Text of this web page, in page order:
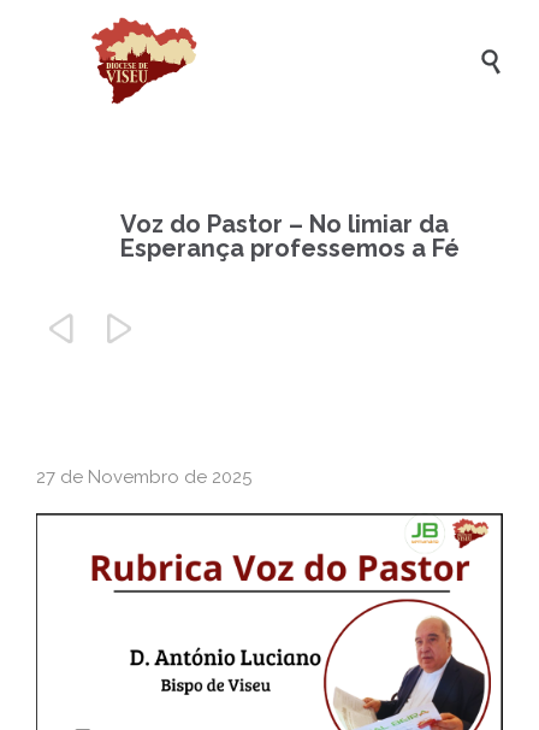

Voz do Pastor – No limiar da
Esperança professemos a Fé
 
27 de Novembro de 2025